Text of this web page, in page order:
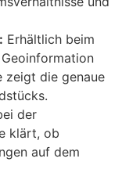
Erhältlich beim
zeigt die genaue
der
klärt, ob
auf dem